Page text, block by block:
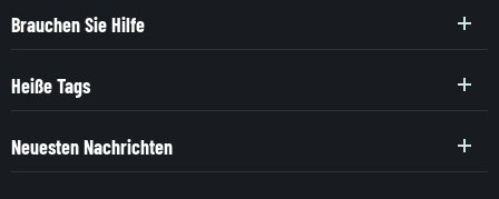
Brauchen Sie Hilfe
Heiße Tags
Neuesten Nachrichten